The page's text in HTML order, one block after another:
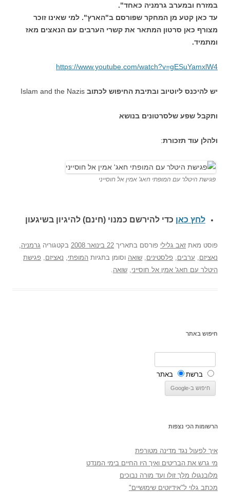
במזרח ובמערב גרמניה כאחד".
עד כאן קטע מן המחקר שפורסם ב"הארץ". למי שאינו זוכר
מצורף כאן סרטון המתאר את קשרי הערבים עם הנאצים מאז
ומתמיד.
https://www.youtube.com/watch?v=gESuYamxlW4
יש להיכנס ליוטיוב ובתיבת החיפוש לכתוב Islam and the Nazis
ותקבל שפע שלסרטונים בנושא
ולהלן עוד תזכורת:
פגישת היטלר עם המופתי חאג' אמין אל חוסייני
לחץ כאן כדי להירשם כמנוי (חינם) להיגיון בשיגעון
פוסט מאת זאב גלילי פורסם בתאריך 22 בינואר 2008 בקטגוריה גרמניה
נאציזם
ערבים פלסטינים שואה וסומן בתגיות המופתי נאציזם פגישת
היטלר עם חאג' אמין אל חוסייני שואה
חיפוש באתר
ברשת באתר
הרשומות הכי נצפות
איך לפעול נגד מדינה מטורפת
מי גרש את הבריטים ואיך היו החיים בימי המנדט
מלובנגולו מלך זולו ועד מורה נבוכים
מכתב גלוי ל"אידיוטים שימושיים"